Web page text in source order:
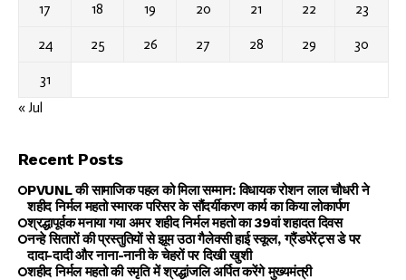
17 18 19 20 21 22 23
24 25 26 27 28 29 30
31
« Jul
Recent Posts
PVUNL की सामाजिक पहल को मिला सम्मान: विधायक रोशन लाल चौधरी ने
शहीद निर्मल महतो स्मारक परिसर के सौंदर्यीकरण कार्य का किया लोकार्पण
श्रद्धापूर्वक मनाया गया अमर शहीद निर्मल महतो का 39वां शहादत दिवस
नन्हे सितारों की प्रस्तुतियों से झूम उठा गैलेक्सी हाई स्कूल, ग्रैंडपेरेंट्स डे पर
दादा-दादी और नाना-नानी के चेहरों पर दिखी खुशी
शहीद निर्मल महतो की स्मृति में श्रद्धांजलि अर्पित करेंगे मुख्यमंत्री